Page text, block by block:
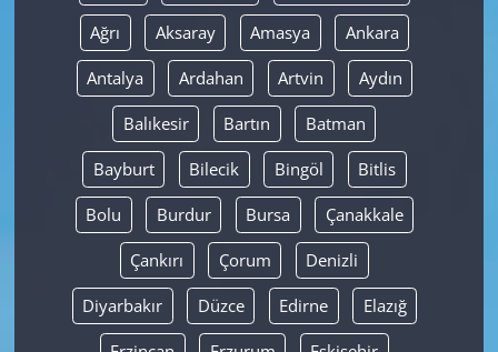
Ağrı Aksaray Amasya Ankara
Antalya Ardahan Artvin Aydın
Balıkesir Bartın Batman
Bayburt Bilecik Bingöl Bitlis
Bolu Burdur Bursa Çanakkale
Çankırı Çorum Denizli
Diyarbakır Düzce Edirne Elazığ